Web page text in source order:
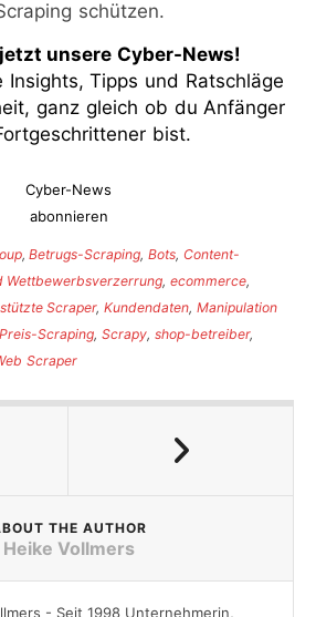
schützen.
unsere Cyber-News!
Insights, Tipps und Ratschläge
ganz gleich ob du Anfänger
bist.
Cyber-News
abonnieren
,Betrugs-Scraping,Bots, Content-
Wettbewerbsverzerrung,ecommerce,
Scraper,Kundendaten,Manipulation
Preis-Scraping,Scrapy,shop-betreiber,
Scraper
THE AUTHOR
Heike Vollmers
- Seit 1998 Unternehmerin,